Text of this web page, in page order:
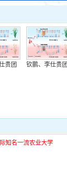
贵团 钦鹏、李仕贵团
知名一流农业大学